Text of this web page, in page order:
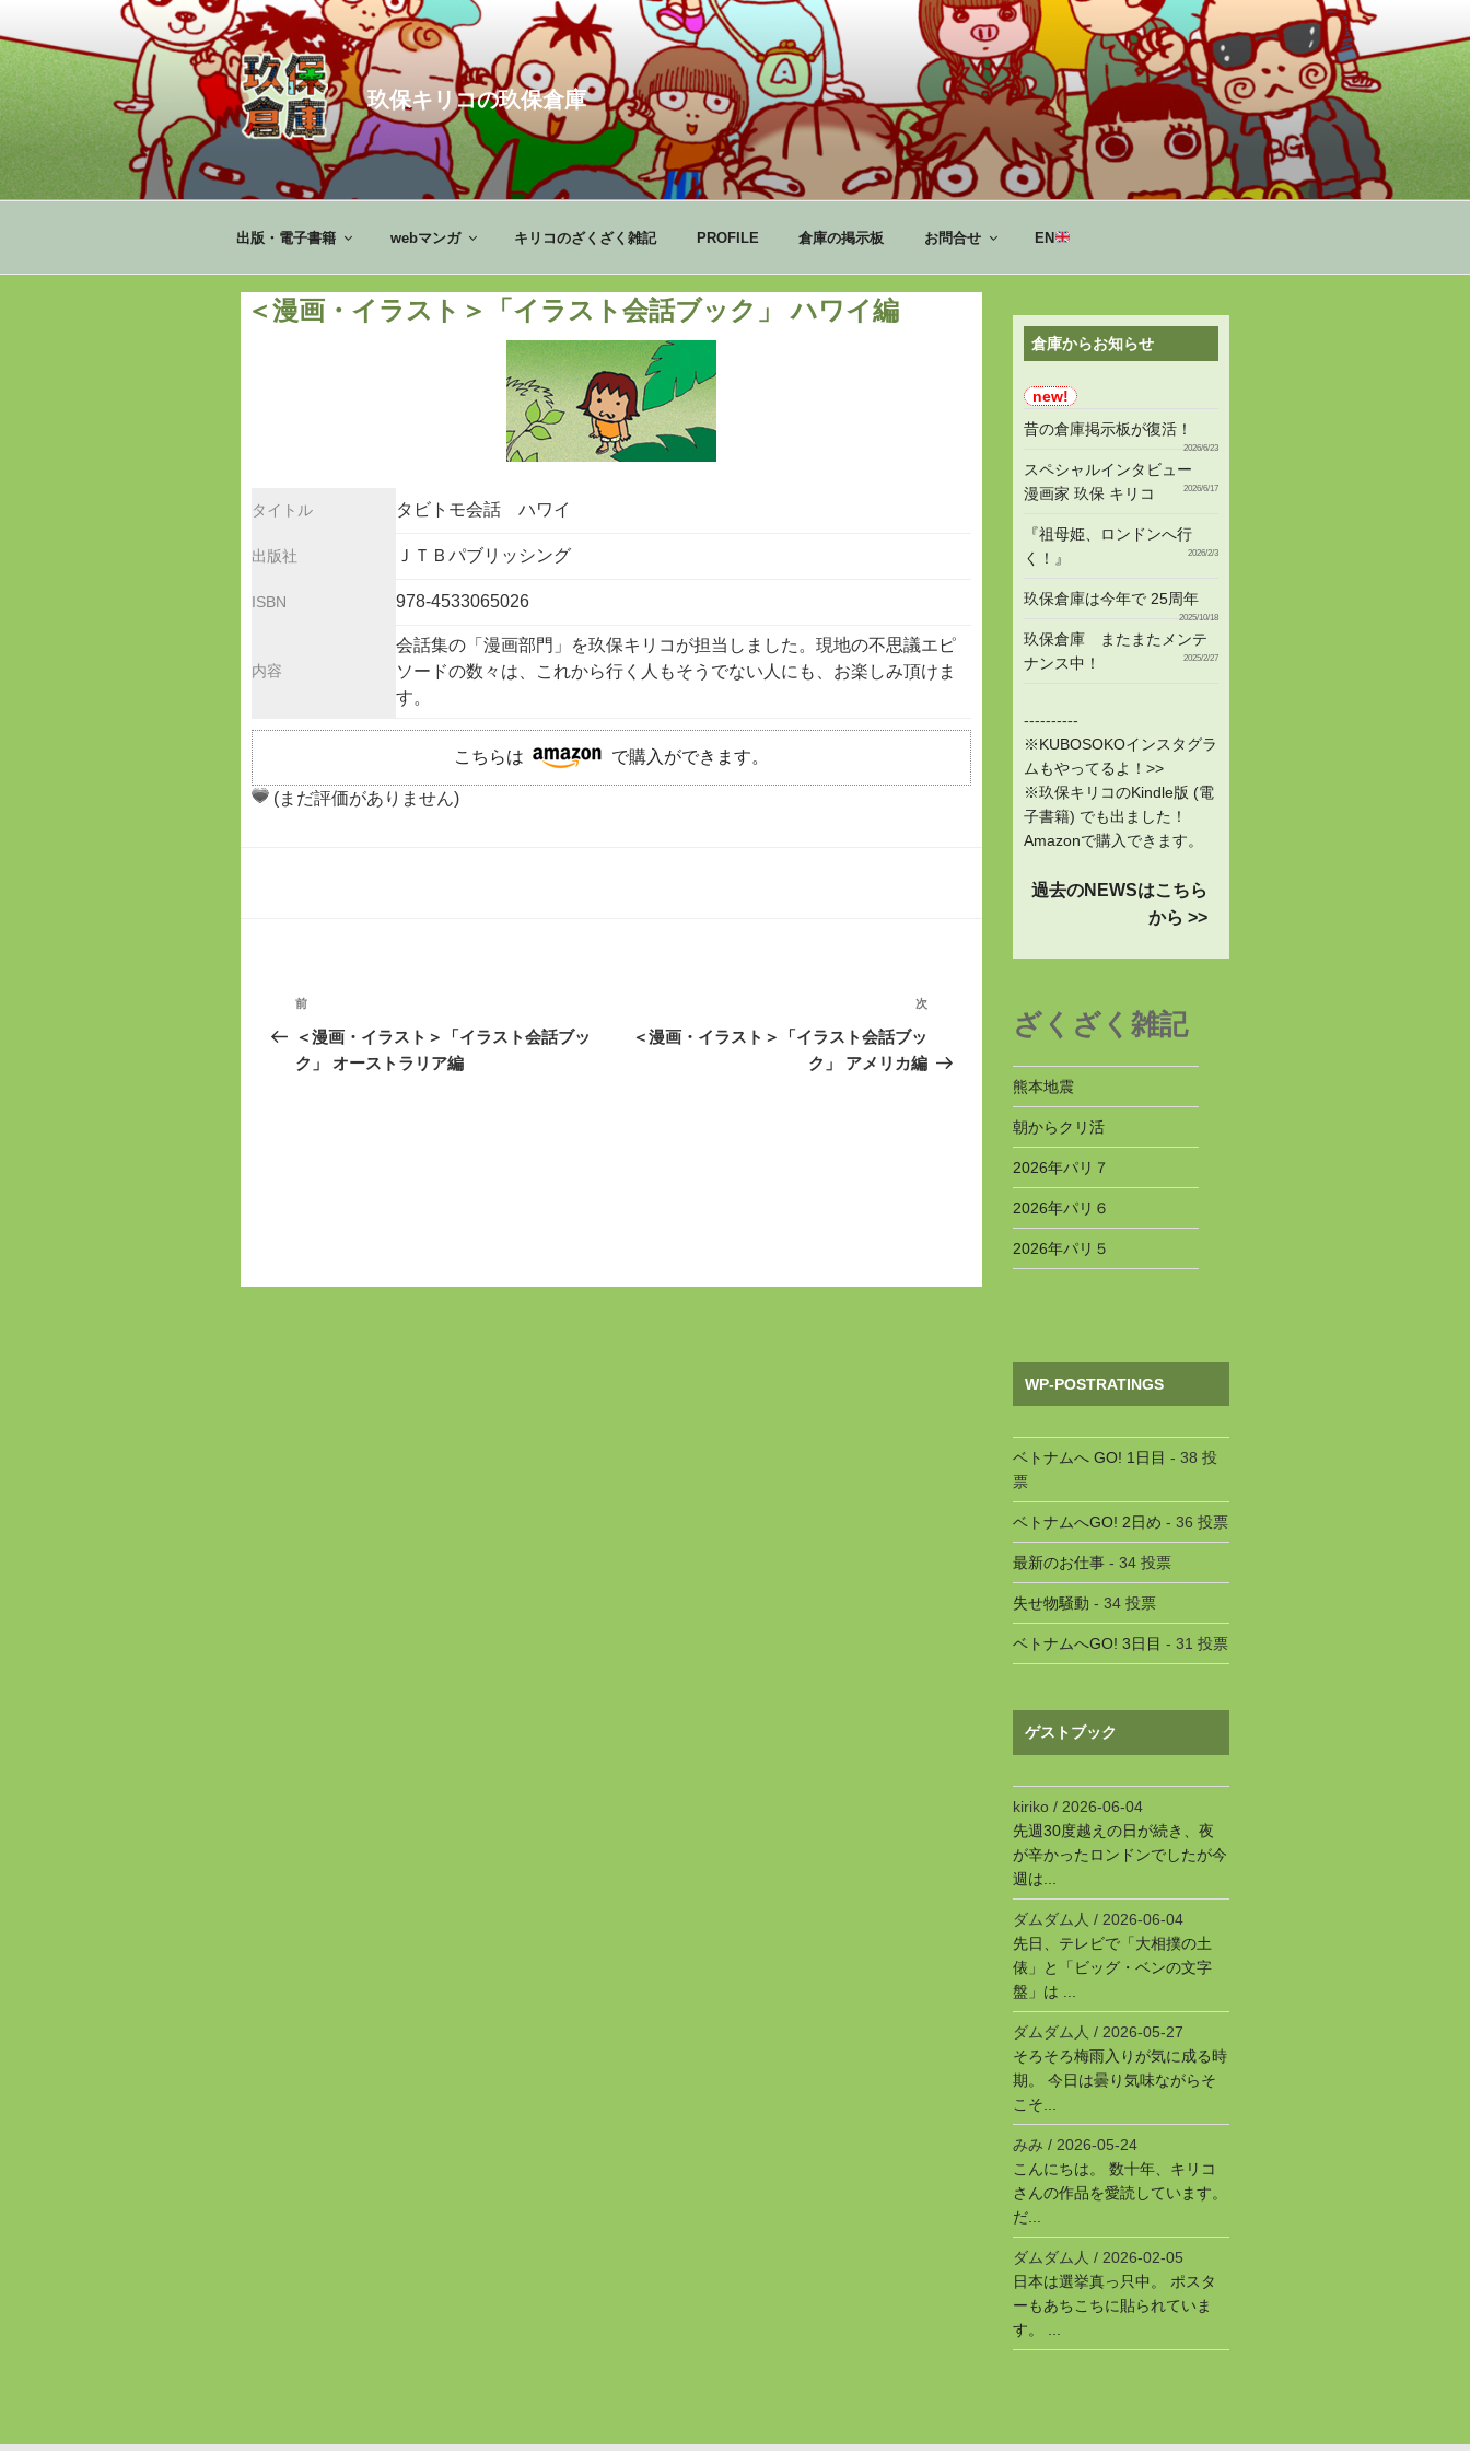
ン
テ
ン
ツ
へ
ス
キ
玖保キリコの玖保倉庫
出版・電子書籍 webマンガ キリコのざくざく雑記 PROFILE 倉庫の掲示板 お問合せ EN
＜漫画・イラスト＞「イラスト会話ブック」 ハワイ編
タイトル タビトモ会話 ハワイ
出版社 ＪＴＢパブリッシング
ISBN 978-4533065026
内容
会話集の「漫画部門」を玖保キリコが担当しました。現地の不思議エピ
ソードの数々は、これから行く人もそうでない人にも、お楽しみ頂けま
す。
こちらは で購入ができます。
(まだ評価がありません)
投
稿
ナ
前
の
投
前
＜漫画・イラスト＞「イラスト会話ブッ
ク」 オーストラリア編
次
投
次
＜漫画・イラスト＞「イラスト会話ブッ
ク」 アメリカ編
倉庫からお知らせ
昔の倉庫掲示板が復活！
2026/6/23
スペシャルインタビュー
漫画家 玖保 キリコ
2026/6/17
『祖母姫、ロンドンへ行
く！』
2026/2/3
玖保倉庫は今年で 25周年
2025/10/18
玖保倉庫 またまたメンテ
ナンス中！
2025/2/27
----------
※KUBOSOKOインスタグラ
ムもやってるよ！>>
※玖保キリコのKindle版 (電
子書籍) でも出ました！
Amazonで購入できます。
過去のNEWSはこちら
から >>
ざくざく雑記
熊本地震
朝からクリ活
2026年パリ７
2026年パリ６
2026年パリ５
WP-POSTRATINGS
ベトナムへ GO! 1日目 - 38 投
票
ベトナムへGO! 2日め - 36 投票
最新のお仕事 - 34 投票
失せ物騒動 - 34 投票
ベトナムへGO! 3日目 - 31 投票
ゲストブック
kiriko / 2026-06-04
先週30度越えの日が続き、夜
が辛かったロンドンでしたが今
週は...
ダムダム人 / 2026-06-04
先日、テレビで「大相撲の土
俵」と「ビッグ・ベンの文字
盤」は ...
ダムダム人 / 2026-05-27
そろそろ梅雨入りが気に成る時
期。 今日は曇り気味ながらそ
こそ...
みみ / 2026-05-24
こんにちは。 数十年、キリコ
さんの作品を愛読しています。
だ...
ダムダム人 / 2026-02-05
日本は選挙真っ只中。 ポスタ
ーもあちこちに貼られていま
す。 ...